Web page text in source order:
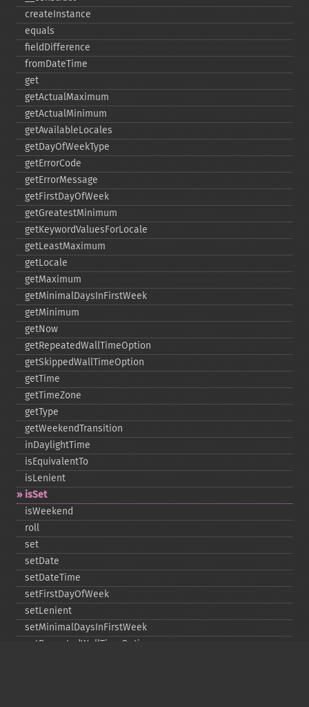
createInstance
equals
fieldDifference
fromDateTime
get
getActualMaximum
getActualMinimum
getAvailableLocales
getDayOfWeekType
getErrorCode
getErrorMessage
getFirstDayOfWeek
getGreatestMinimum
getKeywordValuesForLocale
getLeastMaximum
getLocale
getMaximum
getMinimalDaysInFirstWeek
getMinimum
getNow
getRepeatedWallTimeOption
getSkippedWallTimeOption
getTime
getTimeZone
getType
getWeekendTransition
inDaylightTime
isEquivalentTo
isLenient
isSet
isWeekend
roll
set
setDate
setDateTime
setFirstDayOfWeek
setLenient
setMinimalDaysInFirstWeek
setRepeatedWallTimeOption